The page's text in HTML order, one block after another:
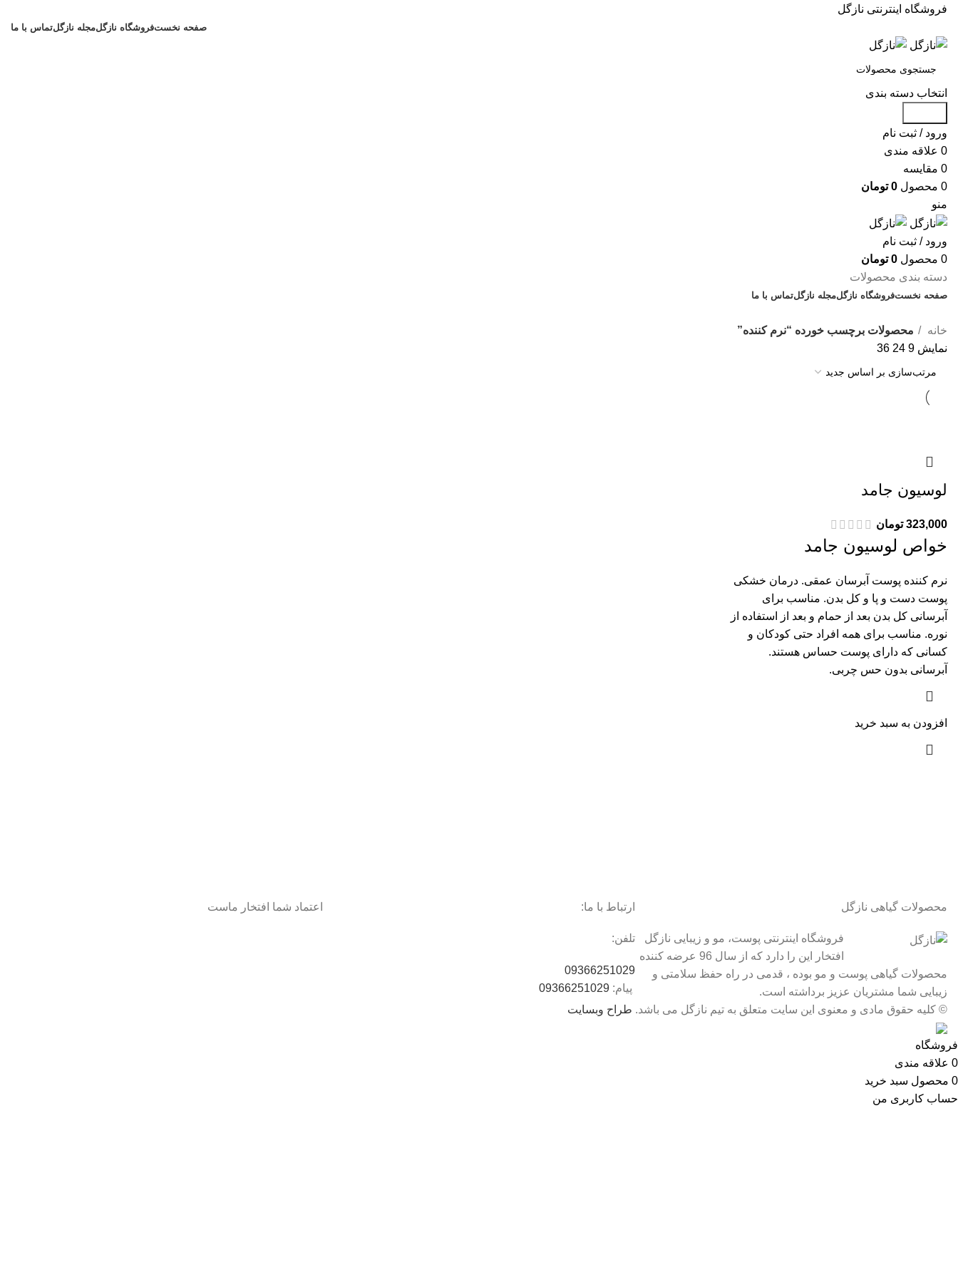
فروشگاه اینترنتی نازگل
صفحه نخستفروشگاه نازگلمجله نازگلتماس با ما
انتخاب دسته بندی
ورود / ثبت نام
0 علاقه مندی
0 مقایسه
0 محصول 0 تومان
منو
ورود / ثبت نام
0 محصول 0 تومان
دسته بندی محصولات
صفحه نخستفروشگاه نازگلمجله نازگلتماس با ما
خانه
محصولات برچسب خورده “نرم کننده”
نمایش 9
24
36
لوسیون جامد
323,000 تومان
خواص لوسیون جامد
نرم کننده پوست آبرسان عمقی. درمان خشکی
پوست دست و پا و کل بدن. مناسب برای
آبرسانی کل بدن بعد از حمام و بعد از استفاده از
نوره. مناسب برای همه افراد حتی کودکان و
کسانی که دارای پوست حساس هستند.
آبرسانی بدون حس چربی.
افزودن به سبد خرید
محصولات گیاهی نازگل
فروشگاه اینترنتی پوست، مو و زیبایی نازگل
افتخار این را دارد که از سال 96 عرضه کننده
محصولات گیاهی پوست و مو بوده ، قدمی در راه حفظ سلامتی و
زیبایی شما مشتریان عزیز برداشته است.
ارتباط با ما:
تلفن:
09366251029
پیام: 09366251029
اعتماد شما افتخار ماست
© کلیه حقوق مادی و معنوی این سایت متعلق به تیم نازگل می باشد. طراح وبسایت
فروشگاه
0 علاقه مندی
0 محصول سبد خرید
حساب کاربری من